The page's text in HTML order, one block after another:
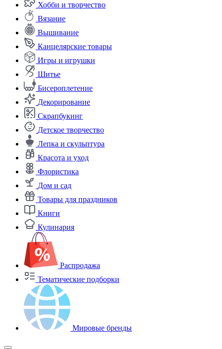
Хобби и творчество
Вязание
Вышивание
Канцелярские товары
Игры и игрушки
Шитье
Бисероплетение
Декорирование
Скрапбукинг
Детское творчество
Лепка и скульптура
Красота и уход
Флористика
Дом и сад
Товары для праздников
Книги
Кулинария
Распродажа
Тематические подборки
Мировые бренды